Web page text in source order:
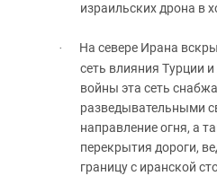
израильских дрона в
·
На севере Ирана
сеть влияния Турции
войны эта сеть
разведывательными
направление огня, а
перекрытия дороги,
границу с иранской